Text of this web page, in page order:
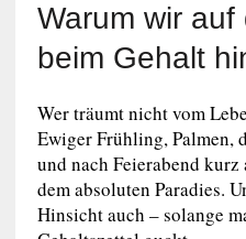
Warum wir
beim Gehalt
Wer träumt nicht vom
Ewiger Frühling, Palmen,
und nach Feierabend
dem absoluten Paradies.
Hinsicht auch – solange